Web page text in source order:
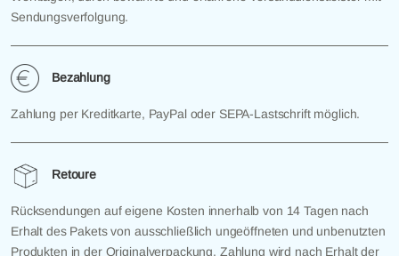
Sendungsverfolgung.
Bezahlung
Zahlung per Kreditkarte, PayPal oder SEPA-Lastschrift möglich.
Retoure
Rücksendungen auf eigene Kosten innerhalb von 14 Tagen nach
Erhalt des Pakets von ausschließlich ungeöffneten und unbenutzten
Produkten in der Originalverpackung. Zahlung wird nach Erhalt der